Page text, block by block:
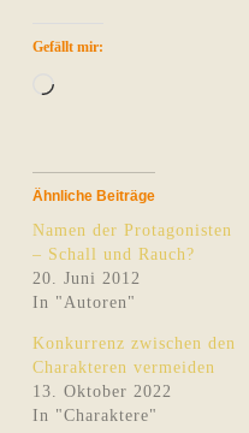
Gefällt mir:
Wird
Ähnliche Beiträge
Namen der Protagonisten
– Schall und Rauch?
20. Juni 2012
In "Autoren"
Konkurrenz zwischen den
Charakteren vermeiden
13. Oktober 2022
In "Charaktere"